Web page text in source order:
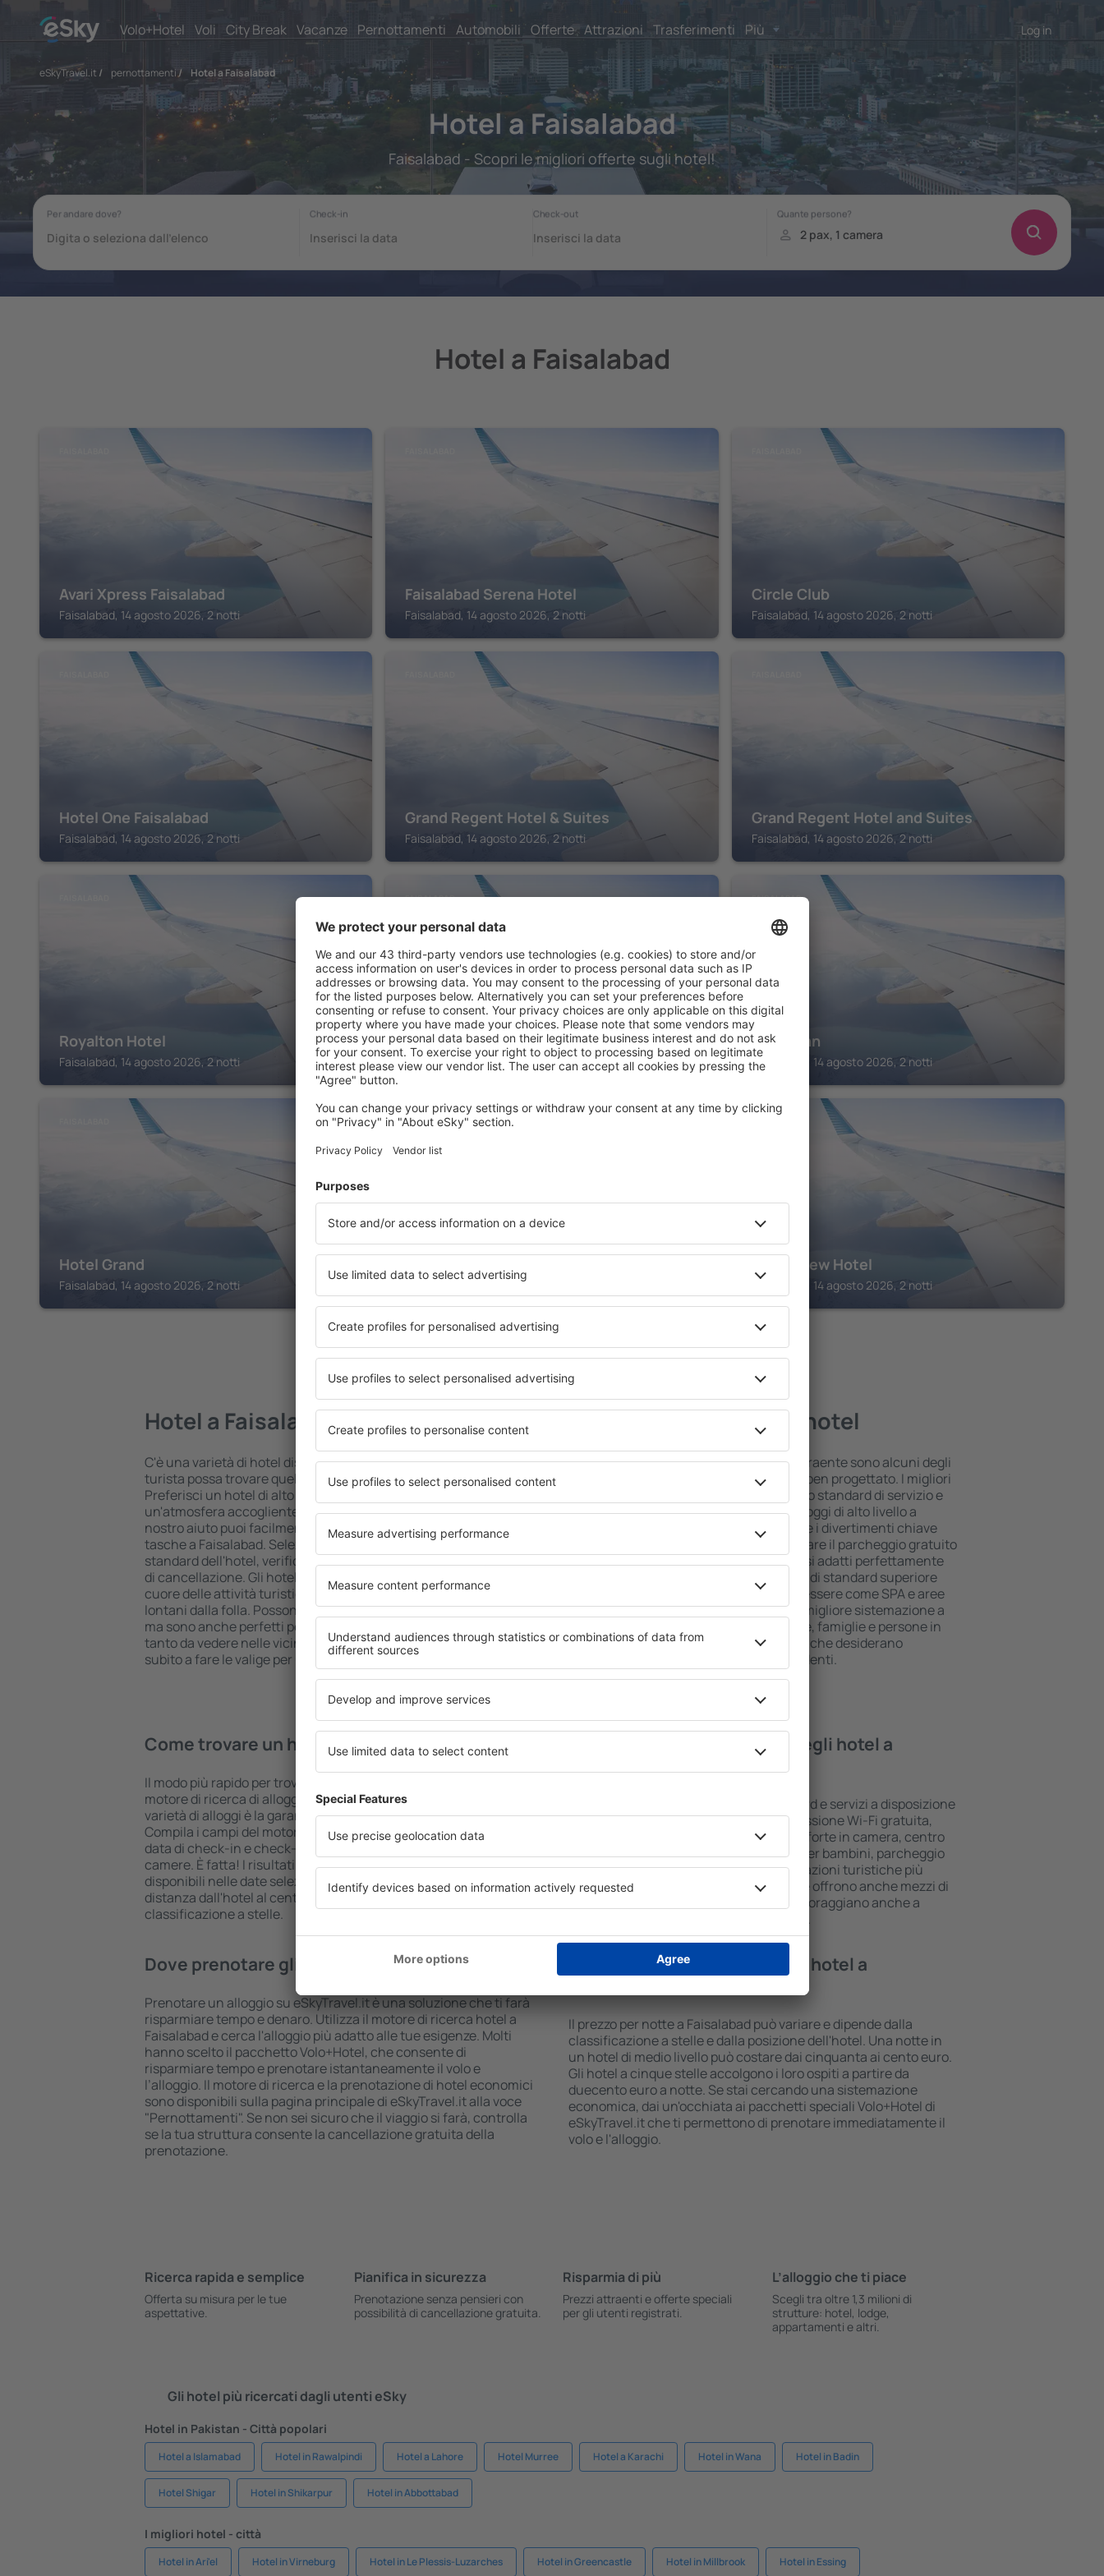
Volo+Hotel Voli City Break Vacanze Pernottamenti Automobili Offerte Attrazioni Trasferimenti Più Log in
eSkyTravel.it / pernottamenti/ Hotel a Faisalabad
Hotel a Faisalabad
Faisalabad - Scopri le migliori offerte sugli hotel!
Hotel a Faisalabad
Avari Xpress Faisalabad
Faisalabad, 14 agosto 2026, 2 notti
Faisalabad Serena Hotel
Faisalabad, 14 agosto 2026, 2 notti
Circle Club
Faisalabad, 14 agosto 2026, 2 notti
Hotel One Faisalabad
Faisalabad, 14 agosto 2026, 2 notti
Grand Regent Hotel & Suites
Faisalabad, 14 agosto 2026, 2 notti
Grand Regent Hotel and Suites
Faisalabad, 14 agosto 2026, 2 notti
Royalton Hotel
Faisalabad, 14 agosto 2026, 2 notti
FAISALABAD
Hotel Gate Way
Faisalabad, 14 agosto 2026, 2 notti
FAISALABAD
Lord's Inn
Faisalabad, 14 agosto 2026, 2 notti
Hotel Grand
Faisalabad, 14 agosto 2026, 2 notti
FAISALABAD
Faisalabad, 14 agosto 2026, 2 notti
Canal View Hotel
Faisalabad, 14 agosto 2026, 2 notti
Vedi più hotel a Faisalabad
Hotel a Faisalabad
C'è una varietà di hotel disponibili a Faisalabad, in modo che ogni
turista possa trovare quello più adatto alle sue esigenze.
Preferisci un hotel di alto livello all inclusive oppure un hotel con
un'atmosfera accogliente e una sistemazione economica? Con il
nostro aiuto puoi facilmente prenotare un alloggio per tutte le
tasche a Faisalabad. Seleziona la destinazione desiderata e lo
standard dell'hotel, verifica le modalità di pagamento e le opzioni
di cancellazione. Gli hotel a Faisalabad si trovano proprio nel
cuore delle attività turistiche popolari, ma anche un po' più
lontani dalla folla. Possono accoglierti per una vacanza più lunga,
ma sono anche perfetti per una notte di riposo quando c'è così
tanto da vedere nelle vicinanze. Scegli un hotel per te e inizia
subito a fare le valige per una vacanza o un viaggio d'affari!
Faisalabad – i migliori hotel
Una varietà di servizi e una posizione attraente sono alcuni degli
elementi chiave di un hotel all inclusive ben progettato. I migliori
hotel a Faisalabad garantiscono il più alto standard di servizio e
una gamma di servizi per gli ospiti. Gli alloggi di alto livello a
Faisalabad offrono la migliore posizione e i divertimenti chiave
nelle vicinanze. Gli ospiti possono utilizzare il parcheggio gratuito
e scegliere una camera o una suite che si adatti perfettamente
alle loro esigenze. È probabile che l'hotel di standard superiore
offra un menù variegato, delle aree benessere come SPA e aree
fitness, nonché attività per bambini. La migliore sistemazione a
Faisalabad è la scelta perfetta per coppie, famiglie e persone in
viaggio d'affari, così come per le aziende che desiderano
organizzare workshop per i propri dipendenti.
Come trovare un hotel a Faisalabad?
Il modo più rapido per trovare un hotel a Faisalabad è utilizzare il
motore di ricerca di alloggi eSky. Un ampio database con una
varietà di alloggi è la garanzia di trovare quello che stai cercando.
Compila i campi del motore di ricerca: seleziona il luogo, scegli la
data di check-in e check-out, aggiungi il numero degli ospiti e le
camere. È fatta! I risultati della ricerca ti mostreranno gli alloggi
disponibili nelle date selezionate. Puoi facilmente controllare la
distanza dall'hotel al centro città, le modalità di pagamento e la
classificazione a stelle.
Quali servizi posso trovare negli hotel a
Gli hotel a Faisalabad hanno vari standard e servizi a disposizione
per gli ospiti. I più comuni sono la connessione Wi-Fi gratuita,
aree benessere con SPA, mini bar/cassaforte in camera, centro
commerciale, zona pranzo, area giochi per bambini, parcheggio
gratuito e opuscoli informativi sulle attrazioni turistiche più
interessanti della zona. Alcune strutture offrono anche mezzi di
trasporto da e per l'aeroporto. A volte incoraggiano anche a
visitare i luoghi di interesse a Faisalabad.
Dove prenotare gli hotel a Faisalabad?
Prenotare un alloggio su eSkyTravel.it è una soluzione che ti farà
risparmiare tempo e denaro. Utilizza il motore di ricerca hotel a
Faisalabad e cerca l'alloggio più adatto alle tue esigenze. Molti
hanno scelto il pacchetto Volo+Hotel, che consente di
risparmiare tempo e prenotare istantaneamente il volo e
l’alloggio. Il motore di ricerca e la prenotazione di hotel economici
sono disponibili sulla pagina principale di eSkyTravel.it alla voce
"Pernottamenti". Se non sei sicuro che il viaggio si farà, controlla
se la tua struttura consente la cancellazione gratuita della
prenotazione.
Quanto costa una notte in un hotel a
Il prezzo per notte a Faisalabad può variare e dipende dalla
classificazione a stelle e dalla posizione dell'hotel. Una notte in
un hotel di medio livello può costare dai cinquanta ai cento euro.
Gli hotel a cinque stelle accolgono i loro ospiti a partire da
duecento euro a notte. Se stai cercando una sistemazione
economica, dai un'occhiata ai pacchetti speciali Volo+Hotel di
eSkyTravel.it che ti permettono di prenotare immediatamente il
volo e l'alloggio.
Ricerca rapida e semplice
Offerta su misura per le tue
aspettative.
Pianifica in sicurezza
Prenotazione senza pensieri con
possibilità di cancellazione gratuita.
Risparmia di più
Prezzi attraenti e offerte speciali
per gli utenti registrati.
L’alloggio che ti piace
Scegli tra oltre 1,3 milioni di
strutture: hotel, lodge,
appartamenti e altri.
Gli hotel più ricercati dagli utenti eSky
Hotel in Pakistan - Città popolari
Hotel a Islamabad Hotel in Rawalpindi Hotel a Lahore Hotel Murree Hotel a Karachi Hotel in Wana Hotel in Badin
Hotel Shigar Hotel in Shikarpur Hotel in Abbottabad
I migliori hotel - città
Hotel in Ari'el Hotel in Virneburg Hotel in Le Plessis-Luzarches Hotel in Greencastle Hotel in Millbrook Hotel in Essing